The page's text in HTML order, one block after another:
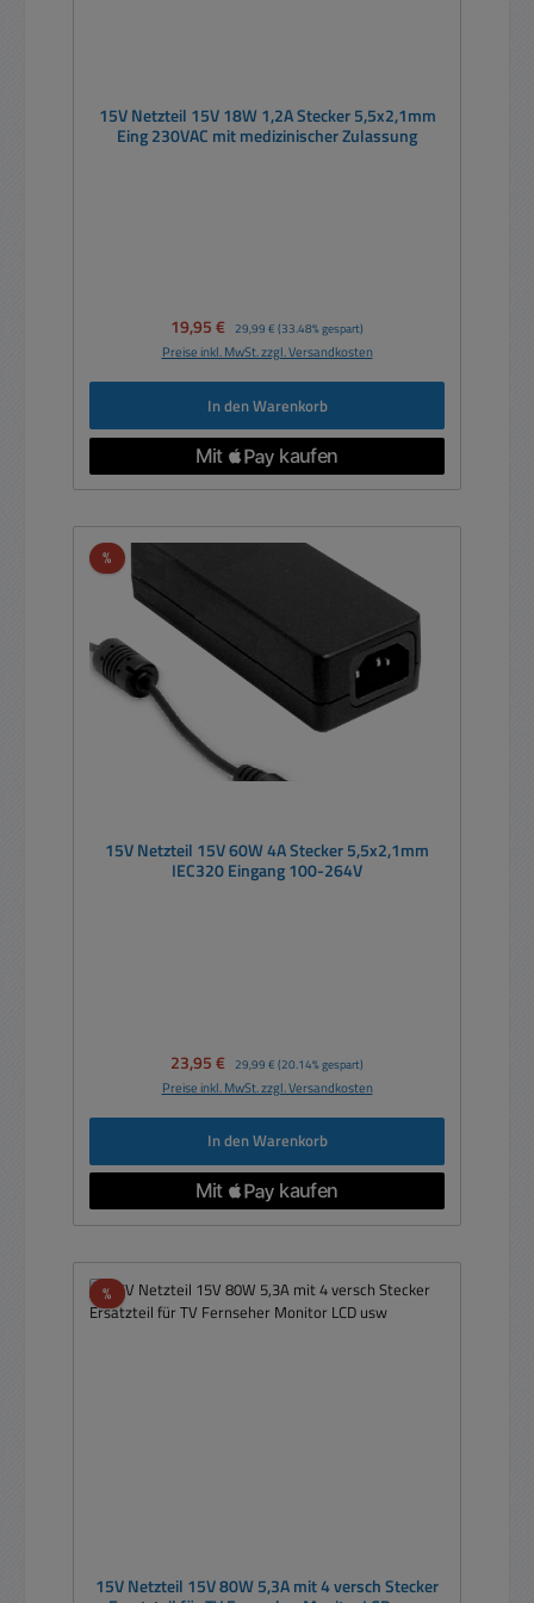
15V Netzteil 15V 18W 1,2A Stecker 5,5x2,1mm
Eing 230VAC mit medizinischer Zulassung
Verkaufspreis:
19,95 € Regulärer Preis:
29,99 € (33.48% gespart)
Preise inkl. MwSt. zzgl. Versandkosten
In den Warenkorb
%Rabatt
15V Netzteil 15V 60W 4A Stecker 5,5x2,1mm
IEC320 Eingang 100-264V
Verkaufspreis:
23,95 € Regulärer Preis:
29,99 € (20.14% gespart)
Preise inkl. MwSt. zzgl. Versandkosten
In den Warenkorb
%Rabatt
15V Netzteil 15V 80W 5,3A mit 4 versch Stecker